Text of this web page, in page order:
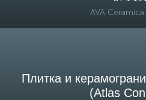
AVA Ceramica
Плитка и
(Atlas